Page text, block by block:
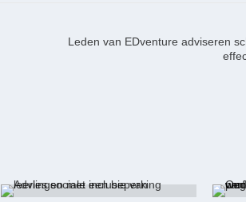
Leden van EDventure adviseren